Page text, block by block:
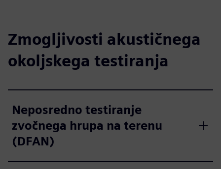
Zmogljivosti akustičnega
okoljskega testiranja
Neposredno testiranje
zvočnega hrupa na terenu
(DFAN)